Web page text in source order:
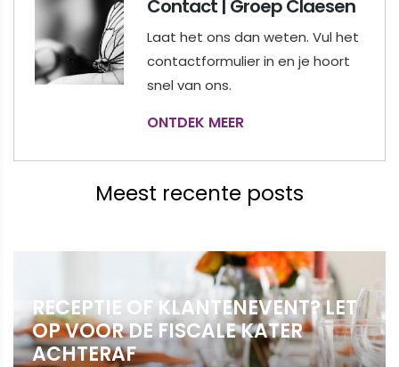
Contact | Groep Claesen
Laat het ons dan weten. Vul het
contactformulier in en je hoort
snel van ons.
ONTDEK MEER
Meest recente posts
RECEPTIE OF KLANTENEVENT? LET
OP VOOR DE FISCALE KATER
ACHTERAF